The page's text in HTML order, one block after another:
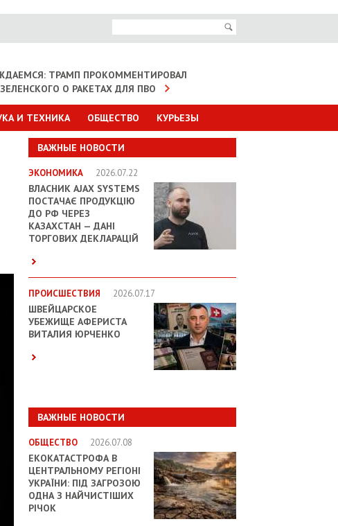
ТРАМП ПРОКОММЕНТИРОВАЛ
О РАКЕТАХ ДЛЯ ПВО
И ТЕХНИКА ОБЩЕСТВО КУРЬЕЗЫ
ВАЖНЫЕ НОВОСТИ
ЭКОНОМИКА 2026.07.22
ВЛАСНИК AJAX SYSTEMS
ПОСТАЧАЄ ПРОДУКЦІЮ
ДО РФ ЧЕРЕЗ
КАЗАХСТАН — ДАНІ
ТОРГОВИХ ДЕКЛАРАЦІЙ
ПРОИСШЕСТВИЯ 2026.07.17
ШВЕЙЦАРСКОЕ
УБЕЖИЩЕ АФЕРИСТА
ВИТАЛИЯ ЮРЧЕНКО
ВАЖНЫЕ НОВОСТИ
ОБЩЕСТВО 2026.07.08
ЕКОКАТАСТРОФА В
ЦЕНТРАЛЬНОМУ РЕГІОНІ
УКРАЇНИ: ПІД ЗАГРОЗОЮ
ОДНА З НАЙЧИСТІШИХ
РІЧОК